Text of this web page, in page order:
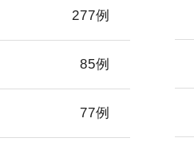
277例
85例
77例